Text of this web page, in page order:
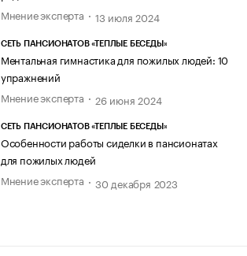
Мнение эксперта
13 июля 2024
СЕТЬ ПАНСИОНАТОВ «ТЕПЛЫЕ БЕСЕДЫ»
Ментальная гимнастика для пожилых людей: 10
упражнений
Мнение эксперта
26 июня 2024
СЕТЬ ПАНСИОНАТОВ «ТЕПЛЫЕ БЕСЕДЫ»
Особенности работы сиделки в пансионатах
для пожилых людей
Мнение эксперта
30 декабря 2023